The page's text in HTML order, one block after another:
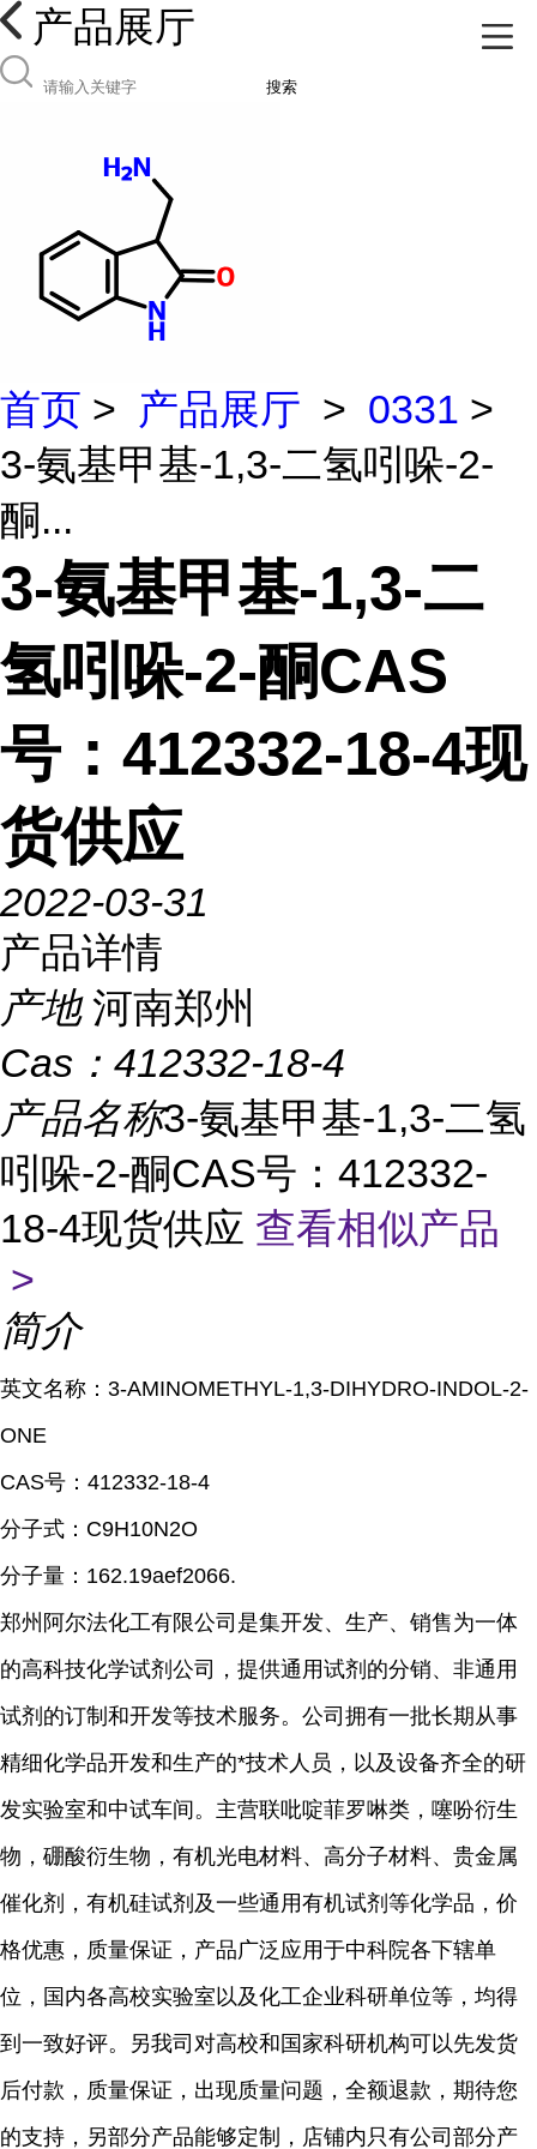
产品展厅
搜索
首页 > 产品展厅 > 0331 >
3-氨基甲基-1,3-二氢吲哚-2-
酮...
3-氨基甲基-1,3-二
氢吲哚-2-酮CAS
号：412332-18-4现
货供应
2022-03-31
产品详情
产地 河南郑州
Cas： 412332-18-4
产品名称3-氨基甲基-1,3-二氢
吲哚-2-酮CAS号：412332-
18-4现货供应 查看相似产品
>
简介
英文名称： 3-AMINOMETHYL-1,3-DIHYDRO-INDOL-2-
ONE
CAS号： 412332-18-4
分子式： C9H10N2O
分子量： 162.19aef2066.
郑州阿尔法化工有限公司是集开发、生产、销售为一体
的高科技化学试剂公司，提供通用试剂的分销、非通用
试剂的订制和开发等技术服务。公司拥有一批长期从事
精细化学品开发和生产的*技术人员，以及设备齐全的研
发实验室和中试车间。主营联吡啶菲罗啉类，噻吩衍生
物，硼酸衍生物，有机光电材料、高分子材料、贵金属
催化剂，有机硅试剂及一些通用有机试剂等化学品，价
格优惠，质量保证，产品广泛应用于中科院各下辖单
位，国内各高校实验室以及化工企业科研单位等，均得
到一致好评。另我司对高校和国家科研机构可以先发货
后付款，质量保证，出现质量问题，全额退款，期待您
的支持，另部分产品能够定制，店铺内只有公司部分产